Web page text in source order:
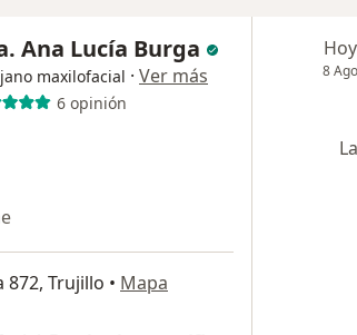
Ana Lucía Burga
maxilofacial · Ver más
6 opinión
872, Trujillo • Mapa
Hoy
8 Ago